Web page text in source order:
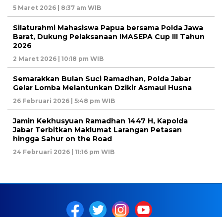
5 Maret 2026 | 8:37 am WIB
Silaturahmi Mahasiswa Papua bersama Polda Jawa
Barat, Dukung Pelaksanaan IMASEPA Cup III Tahun
2026
2 Maret 2026 | 10:18 pm WIB
Semarakkan Bulan Suci Ramadhan, Polda Jabar
Gelar Lomba Melantunkan Dzikir Asmaul Husna
26 Februari 2026 | 5:48 pm WIB
Jamin Kekhusyuan Ramadhan 1447 H, Kapolda
Jabar Terbitkan Maklumat Larangan Petasan
hingga Sahur on the Road
24 Februari 2026 | 11:16 pm WIB